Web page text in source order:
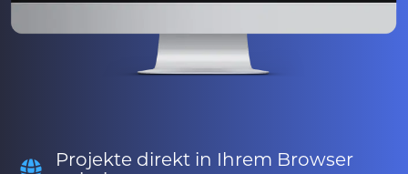
Projekte direkt in Ihrem Browser